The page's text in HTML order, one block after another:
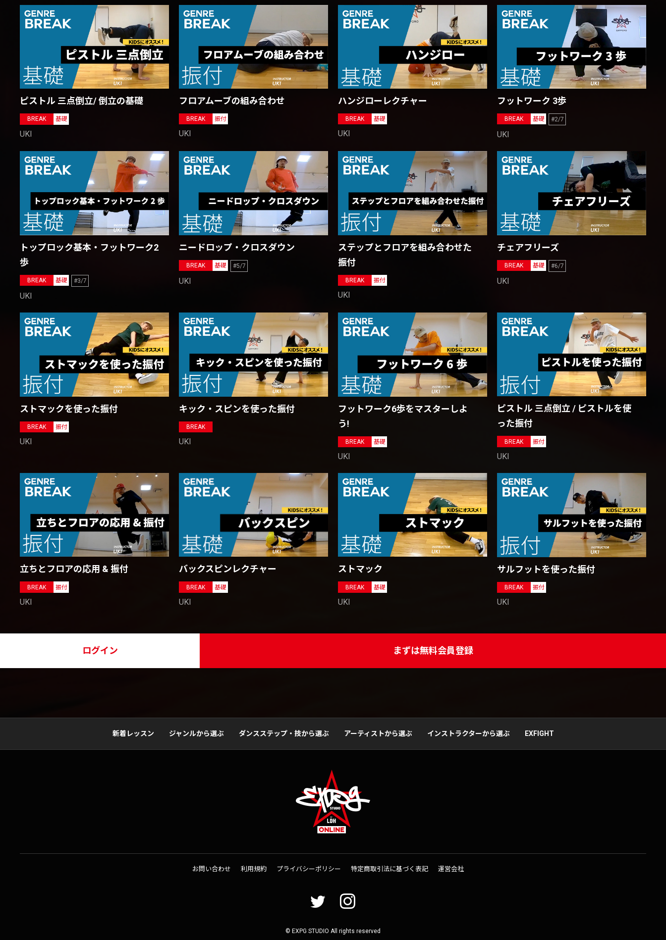
ピストル 三点倒立/ 倒立の基礎
BREAK 基礎
UKI
フロアムーブの組み合わせ
BREAK 振付
UKI
ハンジローレクチャー
BREAK 基礎
UKI
フットワーク 3歩
BREAK 基礎 #2/7
UKI
トップロック基本・フットワーク2
歩
BREAK 基礎 #3/7
UKI
ニードロップ・クロスダウン
BREAK 基礎 #5/7
UKI
ステップとフロアを組み合わせた
振付
BREAK 振付
UKI
チェアフリーズ
BREAK 基礎 #6/7
UKI
ストマックを使った振付
BREAK 振付
UKI
キック・スピンを使った振付
BREAK
UKI
フットワーク6歩をマスターしよ
う!
BREAK 基礎
UKI
ピストル 三点倒立 / ピストルを使
った振付
BREAK 振付
UKI
立ちとフロアの応用 & 振付
BREAK 振付
UKI
バックスピンレクチャー
BREAK 基礎
UKI
ストマック
BREAK 基礎
UKI
サルフットを使った振付
BREAK 振付
UKI
ログイン まずは無料会員登録
新着レッスン ジャンルから選ぶ ダンスステップ・技から選ぶ アーティストから選ぶ インストラクターから選ぶ EXFIGHT
お問い合わせ 利用規約 プライバシーポリシー 特定商取引法に基づく表記 運営会社
© EXPG STUDIO All rights reserved